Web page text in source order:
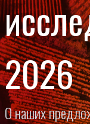
2026
О наших